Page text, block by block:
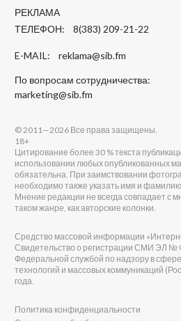
РЕКЛАМА
ТЕЛЕФОН: 8(383) 209-21-22
E-MAIL: reklama@sib.fm
По вопросам сотрудничества:
marketing@sib.fm
© 2011—2026 Все права защищены.
18+
Цитирование более 30 % текста
использовании любых опубликованных
обязательна. При заимствовании
необходимо также указать имя и фамилию
Мнение редакции не всегда совпадает с
таком жанре, как авторские колонки.
Средство массовой информации
Свидетельство о регистрации СМИ ЭЛ №
Федеральной службой по надзору в
технологий и массовых коммуникаций
года.
Политика конфиденциальности